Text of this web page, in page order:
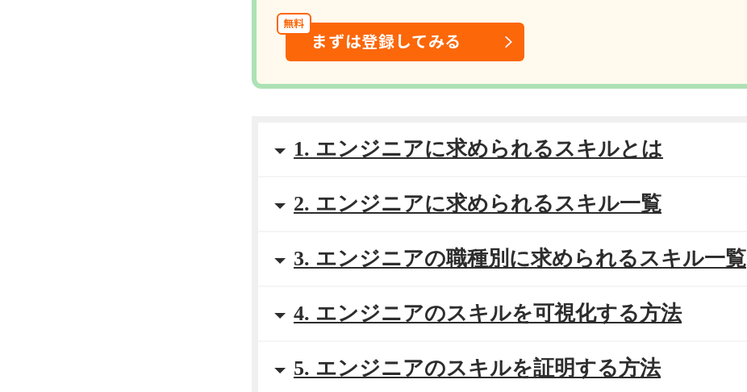
無料
まずは登録してみる
1. エンジニアに求められるスキルとは
2. エンジニアに求められるスキル一覧
3. エンジニアの職種別に求められるスキル一覧
4. エンジニアのスキルを可視化する方法
5. エンジニアのスキルを証明する方法